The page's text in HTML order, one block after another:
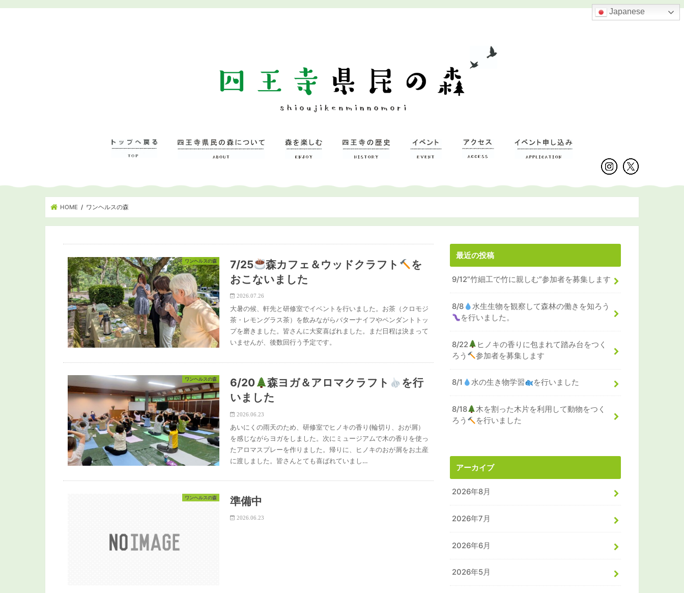
Japanese
HOME ワンヘルスの森
ワンヘルスの森 7/25 森カフェ＆ウッドクラフト
を
おこないました
2026.07.26
大暑の候、軒先と研修室でイベントを行いました。お茶（クロモジ
茶・レモングラス茶）を飲みながらバターナイフやペンダントトッ
プを磨きました。皆さんに大変喜ばれました。まだ日程は決まって
いませんが、後数回行う予定です。
ワンヘルスの森 6/20 森ヨガ＆アロマクラフト
を行
いました
2026.06.23
あいにくの雨天のため、研修室でヒノキの香り(輪切り、おが屑）
を感じながらヨガをしました。次にミュージアムで木の香りを使っ
たアロマスプレーを作りました。帰りに、ヒノキのおが屑をお土産
に渡しました。皆さんとても喜ばれていまし…
ワンヘルスの森 準備中
2026.06.23
最近の投稿
9/12”竹細工で竹に親しむ”参加者を募集します
8/8
水生生物を観察して森林の働きを知ろう
を行いました。
8/22
ヒノキの香りに包まれて踏み台をつく
ろう
参加者を募集します
8/1 水の生き物学習 を行いました
8/18
木を割った木片を利用して動物をつく
ろう
を行いました
アーカイブ
2026年8月
2026年7月
2026年6月
2026年5月